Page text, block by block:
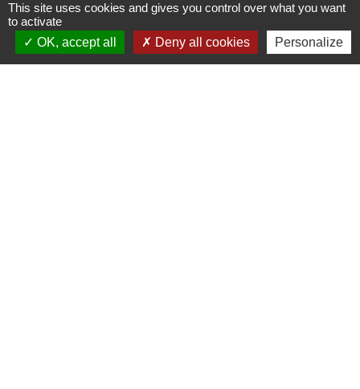
This site uses cookies and gives you control over what you want
to activate
OK, accept all
Deny all cookies Personalize